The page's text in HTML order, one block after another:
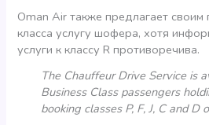
Oman Air также предлагает своим
класса услугу шофера, хотя
услуги к классу R противоречива.
The Chauffeur Drive Service is
Business Class passengers
booking classes P, F, J, C and D